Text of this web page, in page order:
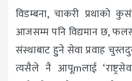
विडम्बना, चाकरी प्रथाको
आजसम्म पनि विद्यमान छ,
संस्थाबाट हुुने सेवा प्रवाह
त्यसैले नै आपूmलाई